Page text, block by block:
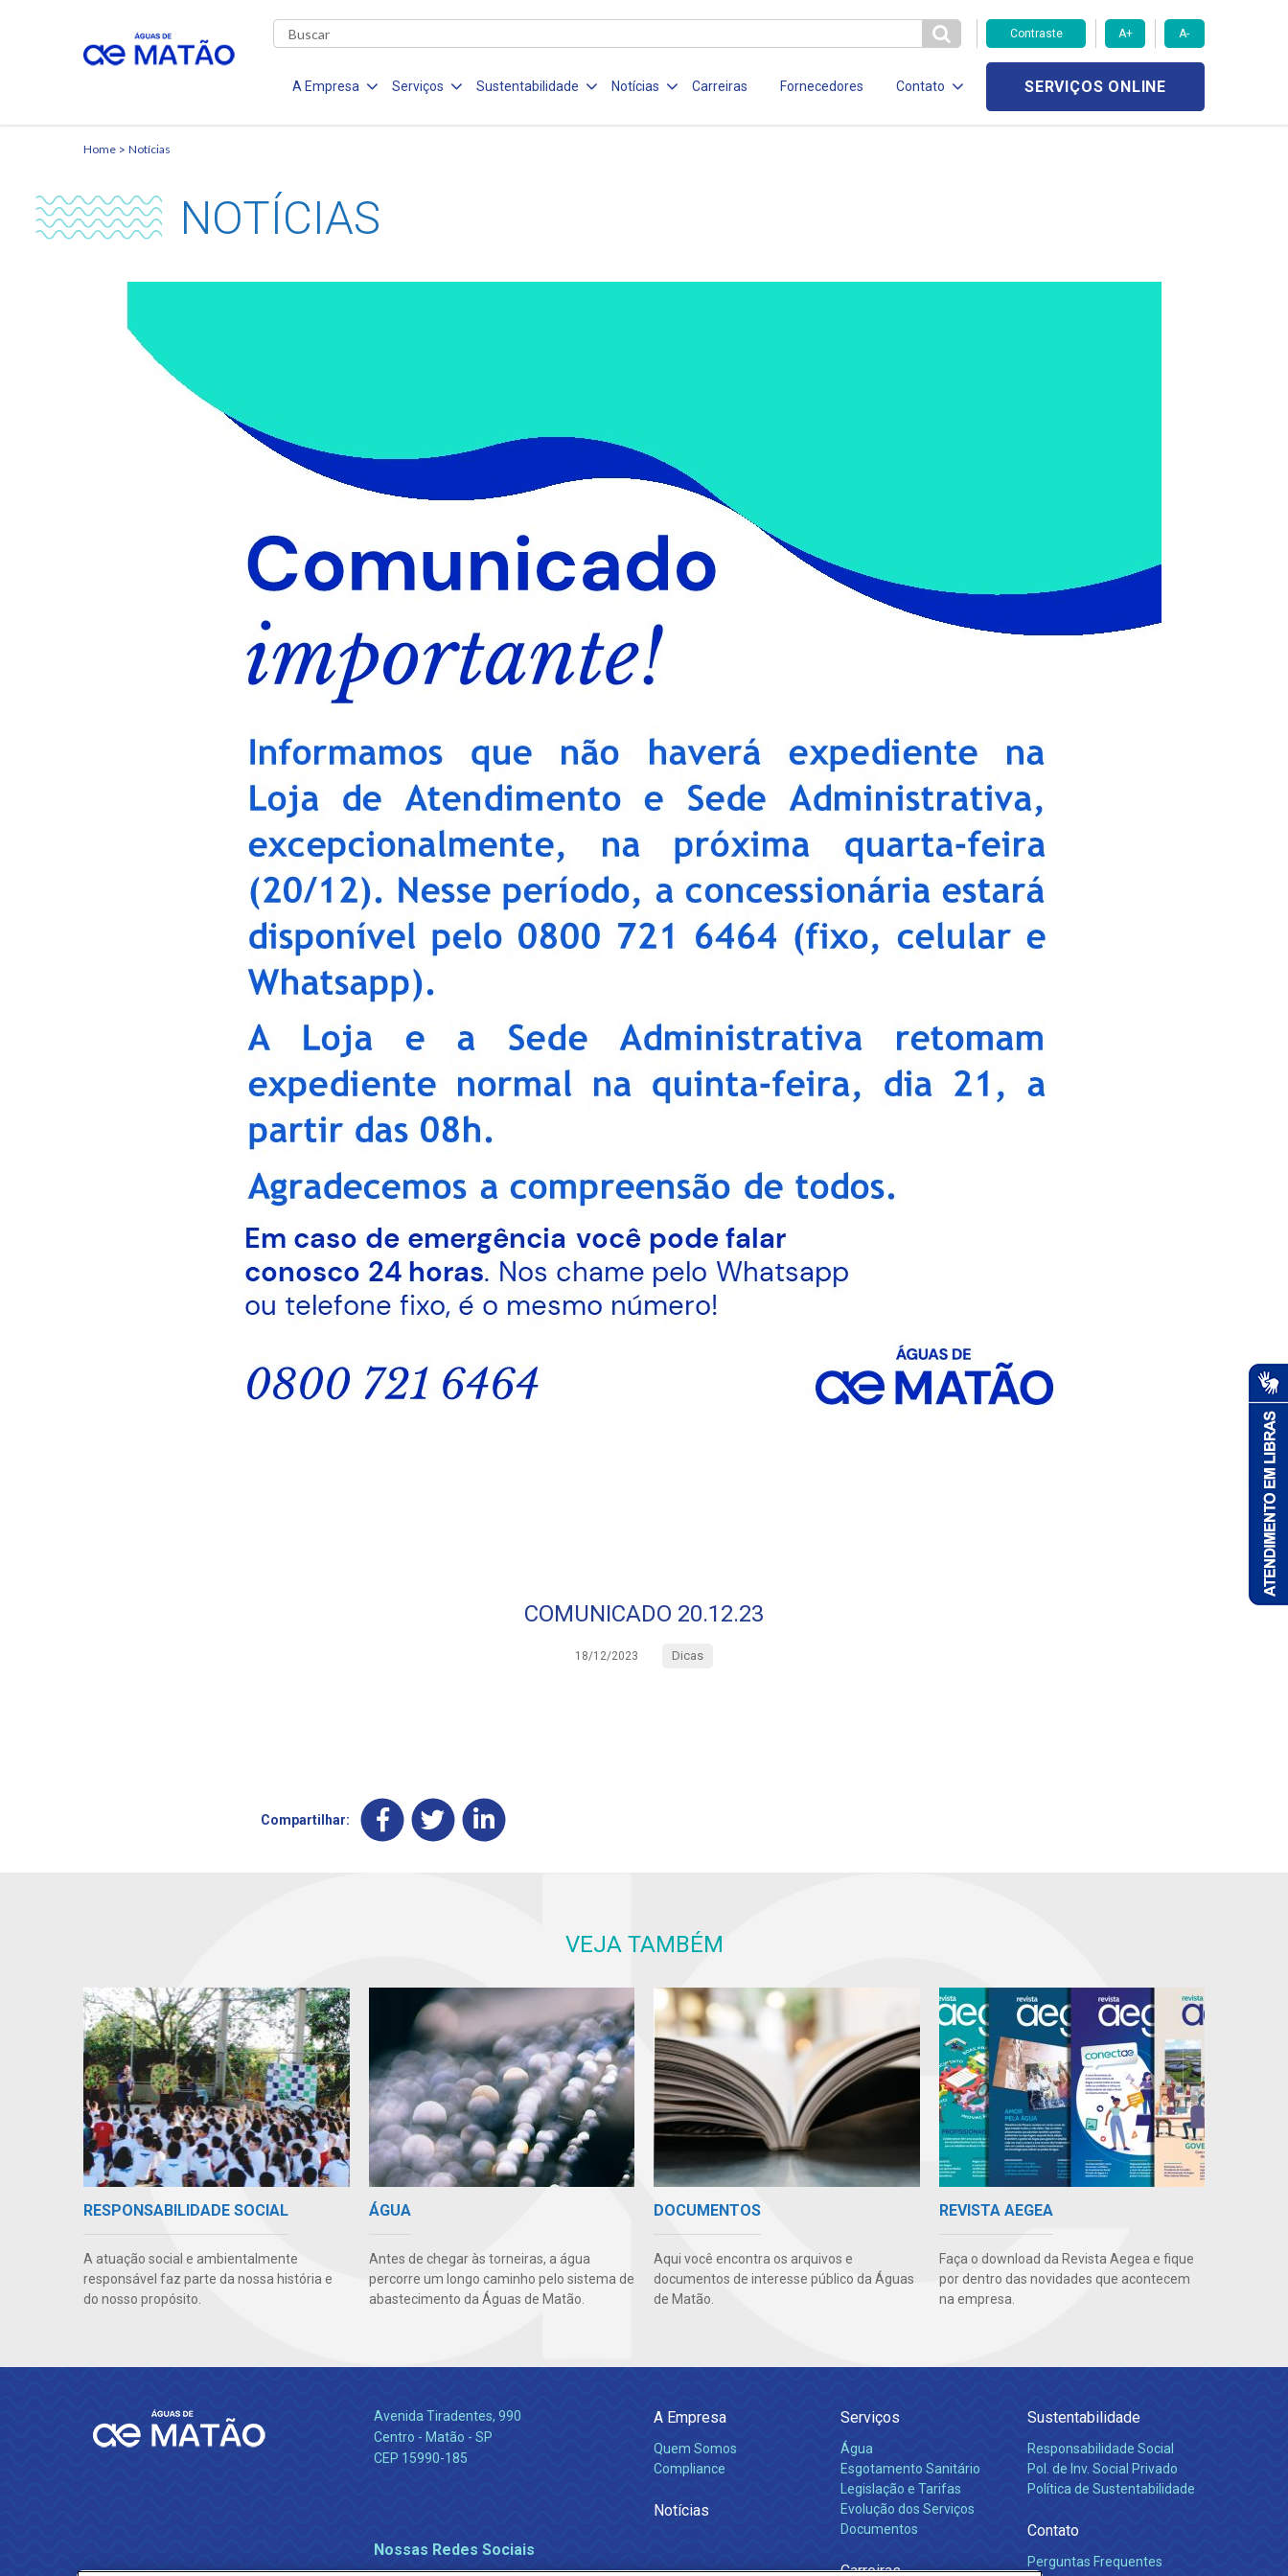
Contraste A+ A-
A Empresa Serviços Sustentabilidade Notícias Carreiras Fornecedores Contato SERVIÇOS ONLINE
Home Notícias
NOTÍCIAS
COMUNICADO 20.12.23
18/12/2023 Dicas
Compartilhar:
VEJA TAMBÉM
RESPONSABILIDADE SOCIAL
A atuação social e ambientalmente
responsável faz parte da nossa história e
do nosso propósito.
ÁGUA
Antes de chegar às torneiras, a água
percorre um longo caminho pelo sistema de
abastecimento da Águas de Matão.
DOCUMENTOS
Aqui você encontra os arquivos e
documentos de interesse público da Águas
de Matão.
REVISTA AEGEA
Faça o download da Revista Aegea e fique
por dentro das novidades que acontecem
na empresa.
Avenida Tiradentes, 990
Centro - Matão - SP
CEP 15990-185
Nossas Redes Sociais
A Empresa
Quem Somos
Compliance
Notícias
Serviços
Água
Esgotamento Sanitário
Legislação e Tarifas
Evolução dos Serviços
Documentos
Carreiras
Sustentabilidade
Responsabilidade Social
Pol. de Inv. Social Privado
Política de Sustentabilidade
Contato
Perguntas Frequentes